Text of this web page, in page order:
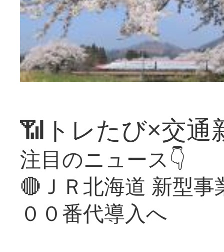
📶トレたび×交通
注目のニュース👇
🔴ＪＲ北海道 新型
００番代導入へ